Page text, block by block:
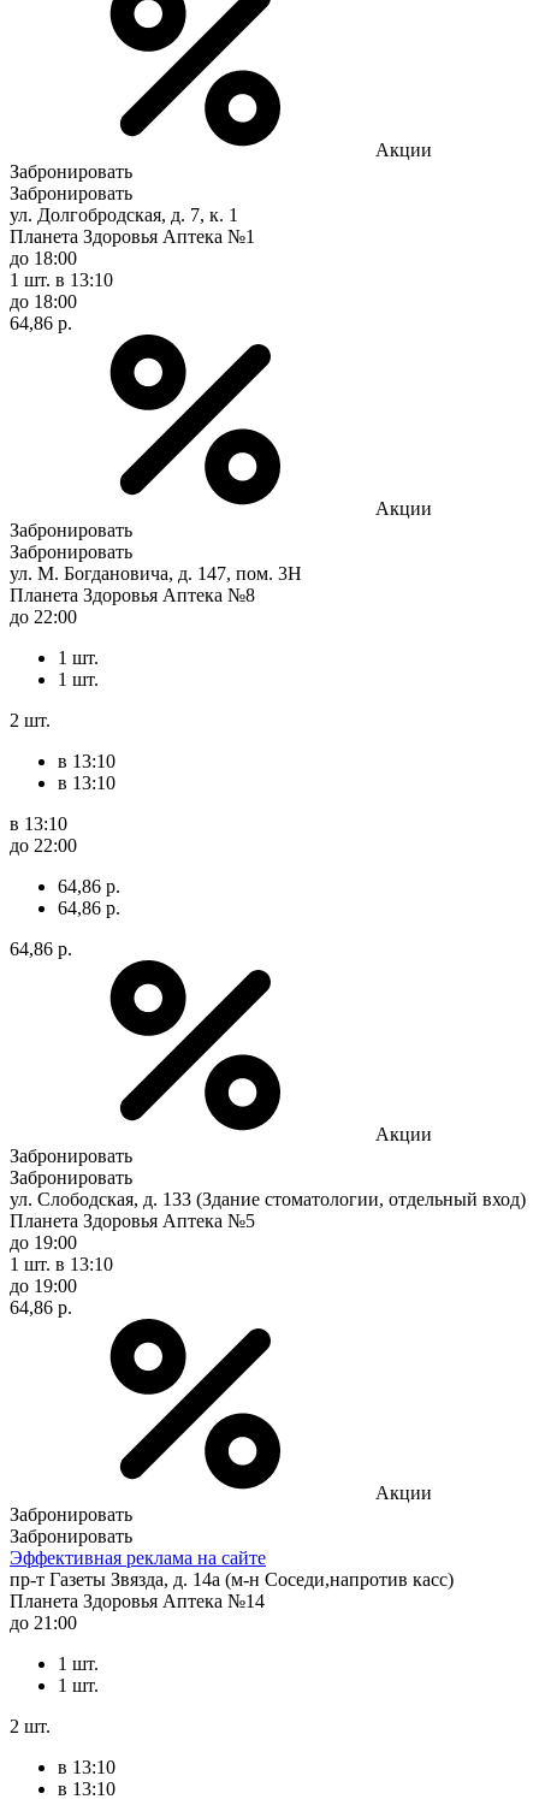
Акции
Забронировать
Забронировать
ул. Долгобродская, д. 7, к. 1
Планета Здоровья Аптека №1
до 18:00
1 шт. в 13:10
до 18:00
64,86 р.
Акции
Забронировать
Забронировать
ул. М. Богдановича, д. 147, пом. 3Н
Планета Здоровья Аптека №8
до 22:00
1 шт.
1 шт.
2 шт.
в 13:10
в 13:10
в 13:10
до 22:00
64,86 р.
64,86 р.
64,86 р.
Акции
Забронировать
Забронировать
ул. Слободская, д. 133 (Здание стоматологии, отдельный вход)
Планета Здоровья Аптека №5
до 19:00
1 шт. в 13:10
до 19:00
64,86 р.
Акции
Забронировать
Забронировать
Эффективная реклама на сайте
пр-т Газеты Звязда, д. 14а (м-н Соседи,напротив касс)
Планета Здоровья Аптека №14
до 21:00
1 шт.
1 шт.
2 шт.
в 13:10
в 13:10